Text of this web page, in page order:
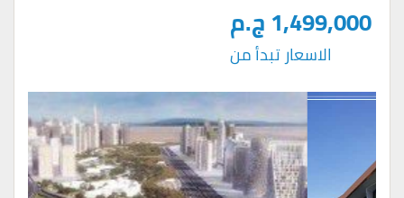
1,499,000 ج.م
الاسعار تبدأ من